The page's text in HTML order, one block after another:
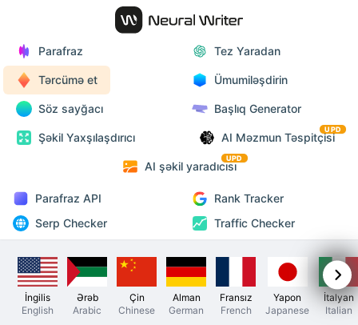
Parafraz Tez Yaradan
Tərcümə et Ümumiləşdirin
Söz sayğacı Başlıq Generator
Şəkil Yaxşılaşdırıcı AI Məzmun Təspitçisi
UPD
AI şəkil yaradıcısı
UPD
Parafraz API
Rank Tracker
Serp Checker
Traffic Checker
İngilis
English
Ərəb
Arabic
Çin
Chinese
Alman
German
Fransız
French
Yapon
Japanese
İtalyan
Italian